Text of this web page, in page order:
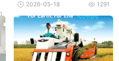
1291
2026-05-18